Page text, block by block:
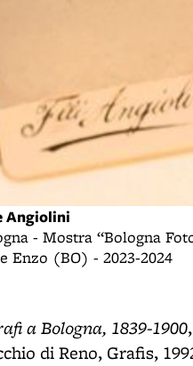
Angiolini
- Mostra “Bologna
Enzo (BO) - 2023-2024
a Bologna, 1839-1900
di Reno, Grafis,